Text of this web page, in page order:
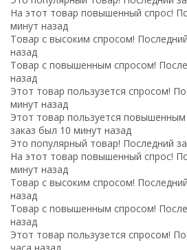
На этот товар повышенный спрос!
минут назад
Товар с высоким спросом!
назад
Товар с повышенным спросом!
назад
Этот товар пользузется спросом!
минут назад
Этот товар пользуется
заказ был 10 минут назад
Это популярный товар! Последний
На этот товар повышенный спрос!
минут назад
Товар с высоким спросом!
назад
Товар с повышенным спросом!
назад
Этот товар пользузется спросом!
часа назад